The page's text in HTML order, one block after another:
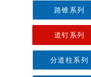
路锥系列
道钉系列
分道柱系列